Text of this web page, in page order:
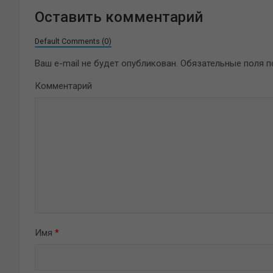
Оставить комментарий
Default Comments (0)
Ваш e-mail не будет опубликован. Обязательные поля
Комментарий
Имя *